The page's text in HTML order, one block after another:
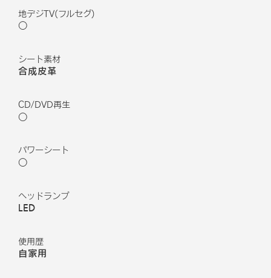
地デジTV(フルセグ)
○
シート素材
合成皮革
CD/DVD再生
○
パワーシート
○
ヘッドランプ
LED
使用歴
自家用